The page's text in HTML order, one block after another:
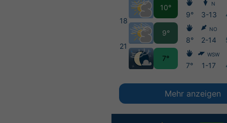
18
21
10°
9°
7°
9°
8°
7°
N
3-13
NO
2-14
WSW
1-17
Mehr anzeigen